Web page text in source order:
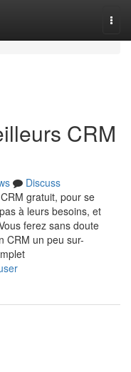
CRM
Discuss
gratuit, pour se
à leurs besoins, et
ferez sans doute
CRM un peu sur-